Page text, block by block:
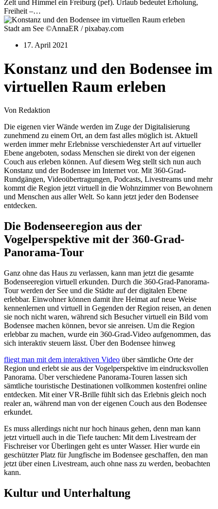
Zelt und Himmel ein Freiburg (pef). Urlaub bedeutet Erholung,
Freiheit –…
Stadt am See ©AnnaER / pixabay.com
17. April 2021
Konstanz und den Bodensee im
virtuellen Raum erleben
Von Redaktion
Die eigenen vier Wände werden im Zuge der Digitalisierung
zunehmend zu einem Ort, an dem fast alles möglich ist. Aktuell
werden immer mehr Erlebnisse verschiedenster Art auf virtueller
Ebene angeboten, sodass Menschen sie direkt von der eigenen
Couch aus erleben können. Auf diesem Weg stellt sich nun auch
Konstanz und der Bodensee im Internet vor. Mit 360-Grad-
Rundgängen, Videoübertragungen, Podcasts, Livestreams und mehr
kommt die Region jetzt virtuell in die Wohnzimmer von Bewohnern
und Menschen aus aller Welt. So kann jetzt jeder den Bodensee
entdecken.
Die Bodenseeregion aus der
Vogelperspektive mit der 360-Grad-
Panorama-Tour
Ganz ohne das Haus zu verlassen, kann man jetzt die gesamte
Bodenseeregion virtuell erkunden. Durch die 360-Grad-Panorama-
Tour werden der See und die Städte auf der digitalen Ebene
erlebbar. Einwohner können damit ihre Heimat auf neue Weise
kennenlernen und virtuell in Gegenden der Region reisen, an denen
sie noch nicht waren, während sich Besucher virtuell ein Bild vom
Bodensee machen können, bevor sie anreisen. Um die Region
erlebbar zu machen, wurde ein 360-Grad-Video aufgenommen, das
sich interaktiv steuern lässt. Über den Bodensee hinweg
fliegt man mit dem interaktiven Video über sämtliche Orte der
Region und erlebt sie aus der Vogelperspektive im eindrucksvollen
Panorama. Über verschiedene Panorama-Touren lassen sich
sämtliche touristische Destinationen vollkommen kostenfrei online
entdecken. Mit einer VR-Brille fühlt sich das Erlebnis gleich noch
realer an, während man von der eigenen Couch aus den Bodensee
erkundet.
Es muss allerdings nicht nur hoch hinaus gehen, denn man kann
jetzt virtuell auch in die Tiefe tauchen: Mit dem Livestream der
Fischreiser vor Überlingen geht es unter Wasser. Hier wurde ein
geschützter Platz für Jungfische im Bodensee geschaffen, den man
jetzt über einen Livestream, auch ohne nass zu werden, beobachten
kann.
Kultur und Unterhaltung